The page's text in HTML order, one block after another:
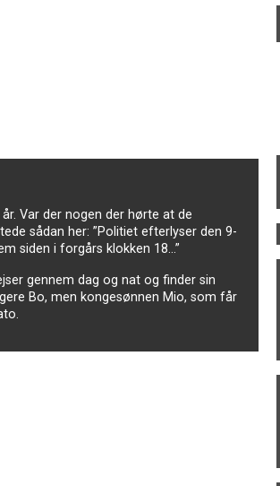
Var der nogen der hørte at de
sådan her: ”Politiet efterlyser den 9-
siden i forgårs klokken 18…”
gennem dag og nat og finder sin
Bo, men kongesønnen Mio, som får